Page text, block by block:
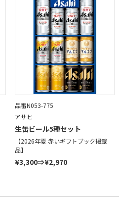
品番N053-775
アサヒ
生缶ビール5種セット
【2026年夏 赤いギフトブック掲載
品】
¥3,300⇒¥2,970